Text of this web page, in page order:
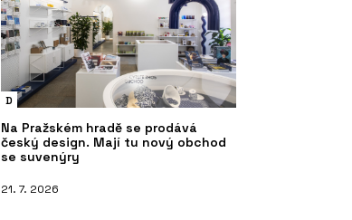
D
Na Pražském hradě se prodává
český design. Mají tu nový obchod
se suvenýry
21. 7. 2026